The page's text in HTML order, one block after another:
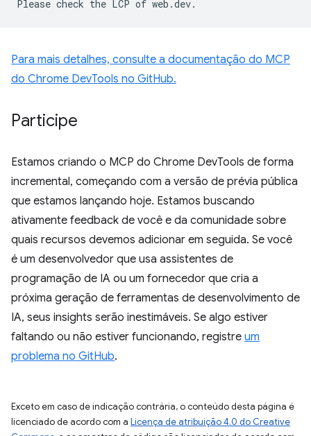
Para mais detalhes, consulte a documentação do MCP
do Chrome DevTools no GitHub.
Participe
Estamos criando o MCP do Chrome DevTools de forma
incremental, começando com a versão de prévia pública
que estamos lançando hoje. Estamos buscando
ativamente feedback de você e da comunidade sobre
quais recursos devemos adicionar em seguida. Se você
é um desenvolvedor que usa assistentes de
programação de IA ou um fornecedor que cria a
próxima geração de ferramentas de desenvolvimento de
IA, seus insights serão inestimáveis. Se algo estiver
faltando ou não estiver funcionando, registre um
problema no GitHub.
Exceto em caso de indicação contrária, o conteúdo desta página é
licenciado de acordo com a Licença de atribuição 4.0 do Creative